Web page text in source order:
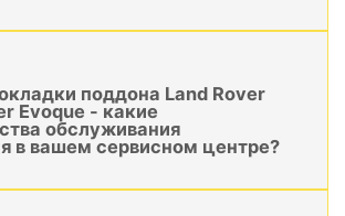
поддона Land Rover
Evoque - какие
обслуживания
в вашем сервисном центре?